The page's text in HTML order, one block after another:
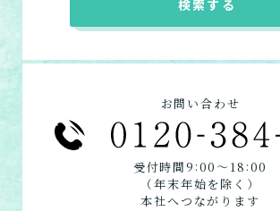
検索する
お問い合わせ
受付時間9 :00〜18 :00
（年末年始を除く）
本社へつながります